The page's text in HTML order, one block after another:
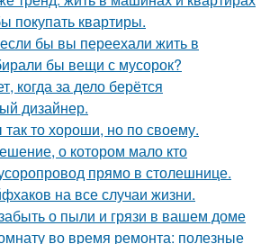
покупать квартиры.
бы вы переехали жить в
бы вещи с мусорок?
когда за дело берётся
дизайнер.
то хороши, но по своему.
о котором мало кто
прямо в столешнице.
на все случаи жизни.
о пыли и грязи в вашем доме
во время ремонта: полезные